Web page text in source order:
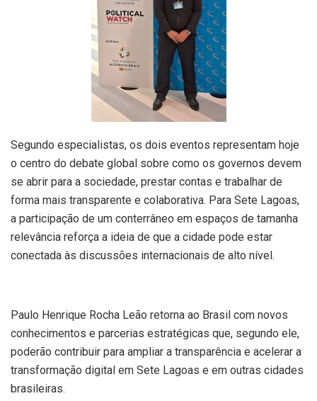
Segundo especialistas, os dois eventos representam hoje
o centro do debate global sobre como os governos devem
se abrir para a sociedade, prestar contas e trabalhar de
forma mais transparente e colaborativa. Para Sete Lagoas,
a participação de um conterrâneo em espaços de tamanha
relevância reforça a ideia de que a cidade pode estar
conectada às discussões internacionais de alto nível.
Paulo Henrique Rocha Leão retorna ao Brasil com novos
conhecimentos e parcerias estratégicas que, segundo ele,
poderão contribuir para ampliar a transparência e acelerar a
transformação digital em Sete Lagoas e em outras cidades
brasileiras.